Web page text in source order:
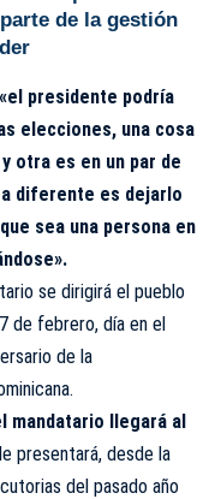
de la gestión
«el presidente podría
elecciones, una cosa
otra es en un par de
diferente es dejarlo
sea una persona en
se dirigirá el pueblo
de febrero, día en el
de la
mandatario llegará al
presentará, desde la
del pasado año